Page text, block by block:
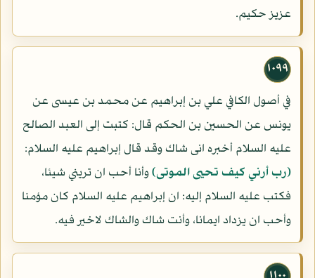
عزيز حكيم.
١٠٩٩
في أصول الكافي علي بن إبراهيم عن محمد بن عيسى عن
يونس عن الحسين بن الحكم قال: كتبت إلى العبد الصالح
عليه السلام أخبره انى شاك وقد قال إبراهيم عليه السلام:
(رب أرني كيف تحيى الموتى)وأنا أحب ان تريني شيئا،
فكتب عليه السلام إليه: ان إبراهيم عليه السلام كان مؤمنا
وأحب ان يزداد ايمانا، وأنت شاك والشاك لاخير فيه.